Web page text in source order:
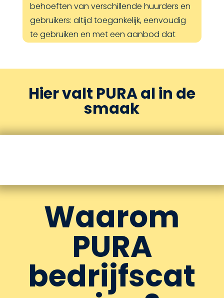
behoeften van verschillende huurders en
gebruikers: altijd toegankelijk, eenvoudig
te gebruiken en met een aanbod dat
Hier valt PURA al in de
smaak
Waarom
PURA
bedrijfscat